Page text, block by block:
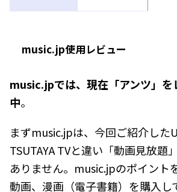
music.jp使用レビュー
music.jpでは、現在「アンツ」を
中。
まずmusic.jpは、今回ご紹介した
TSUTAYA TVと違い「動画見放題
ありません。music.jpのポイント
動画、漫画（電子書籍）を購入し